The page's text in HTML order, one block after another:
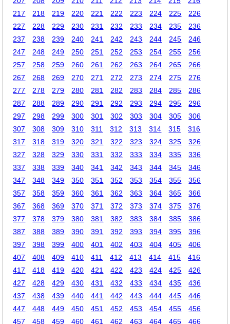
217
218 219 220 221 222 223 224 225
226
227
228 229 230 231 232 233 234 235
236
237
238 239 240 241 242 243 244 245
246
247
248 249 250 251 252 253 254 255
256
257
258 259 260 261 262 263 264 265
266
267
268 269 270 271 272 273 274 275
276
277
278 279 280 281 282 283 284 285
286
287
288 289 290 291 292 293 294 295
296
297
298 299 300 301 302 303 304 305
306
307
308 309 310 311 312 313 314 315
316
317
318 319 320 321 322 323 324 325
326
327
328 329 330 331 332 333 334 335
336
337
338 339 340 341 342 343 344 345
346
347
348 349 350 351 352 353 354 355
356
357
358 359 360 361 362 363 364 365
366
367
368 369 370 371 372 373 374 375
376
377
378 379 380 381 382 383 384 385
386
387
388 389 390 391 392 393 394 395
396
397
398 399 400 401 402 403 404 405
406
407
408 409 410 411 412 413 414 415
416
417
418 419 420 421 422 423 424 425
426
427
428 429 430 431 432 433 434 435
436
437
438 439 440 441 442 443 444 445
446
447
448 449 450 451 452 453 454 455
456
457
458 459 460 461 462 463 464 465
466